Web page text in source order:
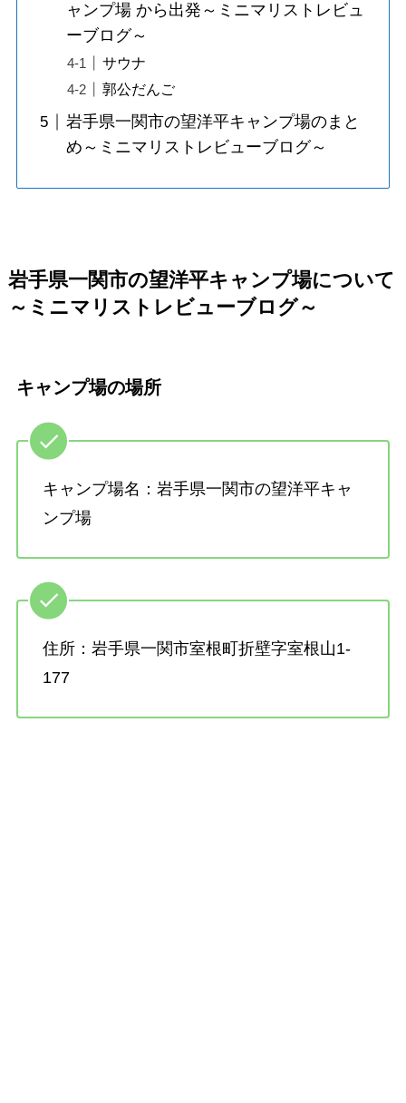
ャンプ場 から出発～ミニマリストレビュ
ーブログ～
サウナ
郭公だんご
岩手県一関市の望洋平キャンプ場のまと
め～ミニマリストレビューブログ～
岩手県一関市の望洋平キャンプ場について
～ミニマリストレビューブログ～
キャンプ場の場所
キャンプ場名：岩手県一関市の望洋平キャ
ンプ場
住所：岩手県一関市室根町折壁字室根山1-
177